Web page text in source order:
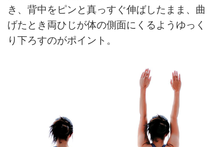
き、背中をピンと真っすぐ伸ばしたまま、曲
げたとき両ひじが体の側面にくるようゆっく
り下ろすのがポイント。